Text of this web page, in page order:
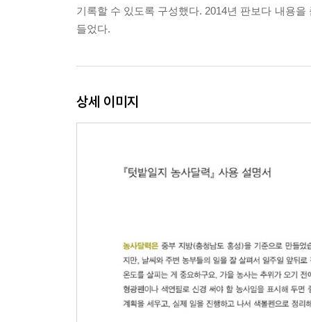
기록할 수 있도록 구성했다. 2014년 판보다 내용
들었다.
상세 이미지